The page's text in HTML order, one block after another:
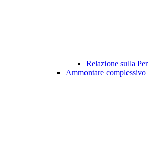
Relazione sulla
Ammontare complessivo